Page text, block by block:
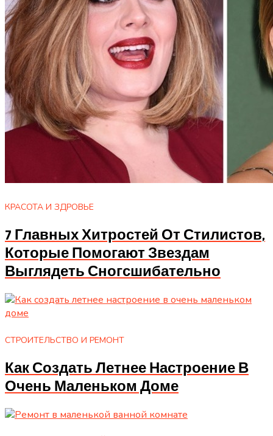
КРАСОТА И ЗДРОВЬЕ
7 Главных Хитростей От Стилистов,
Которые Помогают Звездам
Выглядеть Сногсшибательно
СТРОИТЕЛЬСТВО И РЕМОНТ
Как Создать Летнее Настроение В
Очень Маленьком Доме